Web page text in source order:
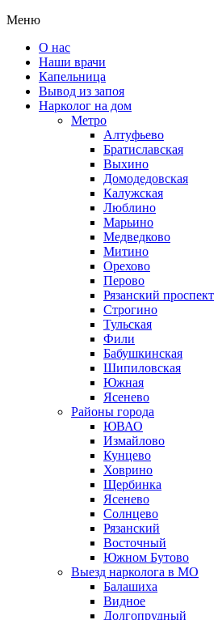
Меню
О нас
Наши врачи
Капельница
Вывод из запоя
Нарколог на дом
Метро
Алтуфьево
Братиславская
Выхино
Домодедовская
Калужская
Люблино
Марьино
Медведково
Митино
Орехово
Перово
Рязанский проспект
Строгино
Тульская
Фили
Бабушкинская
Шипиловская
Южная
Ясенево
Районы города
ЮВАО
Измайлово
Кунцево
Ховрино
Щербинка
Ясенево
Солнцево
Рязанский
Восточный
Южном Бутово
Выезд нарколога в МО
Балашиха
Видное
Долгопрудный